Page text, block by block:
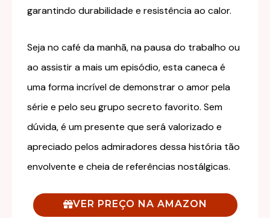
garantindo durabilidade e resistência ao calor.
Seja no café da manhã, na pausa do trabalho ou
ao assistir a mais um episódio, esta caneca é
uma forma incrível de demonstrar o amor pela
série e pelo seu grupo secreto favorito. Sem
dúvida, é um presente que será valorizado e
apreciado pelos admiradores dessa história tão
envolvente e cheia de referências nostálgicas.
VER PREÇO NA AMAZON